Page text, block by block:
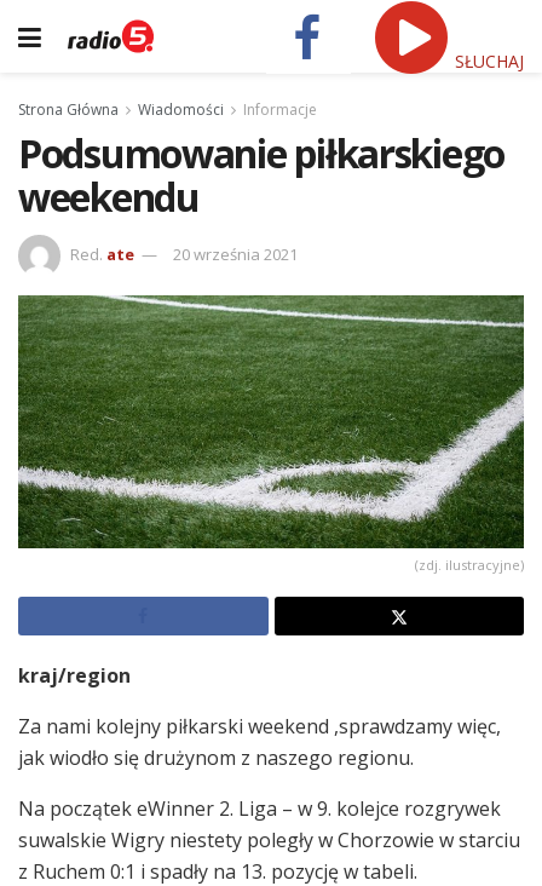
SŁUCHAJ
Strona Główna Wiadomości Informacje
Podsumowanie piłkarskiego
weekendu
Red. ate 20 września 2021
(zdj. ilustracyjne)
kraj/region
Za nami kolejny piłkarski weekend ,sprawdzamy więc,
jak wiodło się drużynom z naszego regionu.
Na początek eWinner 2. Liga – w 9. kolejce rozgrywek
suwalskie Wigry niestety poległy w Chorzowie w starciu
z Ruchem 0:1 i spadły na 13. pozycję w tabeli.